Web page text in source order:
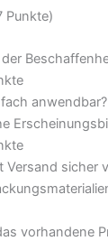
Punkte)
anwendbar
Versand sicher
vorhandene